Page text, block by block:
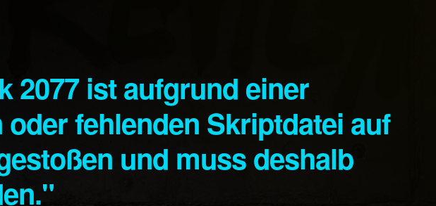
fehlenden Skriptdatei auf
und muss deshalb